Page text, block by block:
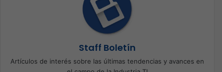
Staff Boletín
Artículos de interés sobre las últimas tendencias y avances en